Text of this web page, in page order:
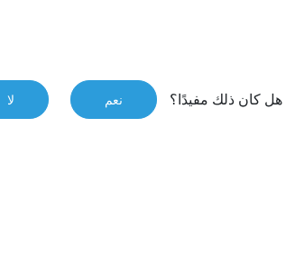
هل كان ذلك مفيدًا؟ نعم لا